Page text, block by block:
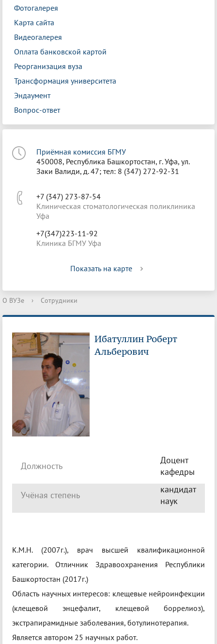
Фотогалерея
Карта сайта
Видеогалерея
Оплата банковской картой
Реорганизация вуза
Трансформация университета
Эндаумент
Вопрос-ответ
Приёмная комиссия БГМУ
450008, Республика Башкортостан, г. Уфа, ул.
Заки Валиди, д. 47; тел: 8 (347) 272-92-31
+7 (347) 273-87-54
Клиническая стоматологическая поликлиника
Уфа
+7(347)223-11-92
Клиника БГМУ Уфа
Показать на карте
О ВУЗе › Сотрудники
Ибатуллин Роберт
Альберович
Должность
Доцент
кафедры
Учёная степень
кандидат
наук
К.М.Н. (2007г.), врач высшей квалификационной
категории. Отличник Здравоохранения Республики
Башкортостан (2017г.)
Область научных интересов: клещевые нейроинфекции
(клещевой энцефалит, клещевой боррелиоз),
экстрапирамидные заболевания, ботулинотерапия.
Является автором 25 научных работ.